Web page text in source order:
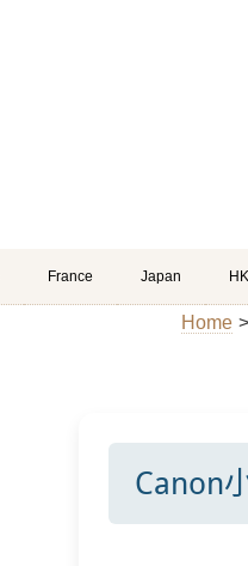
France Japan
Home >
Canon